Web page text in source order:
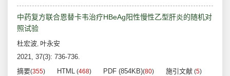
中药复方联合恩替卡韦治疗HBeAg阳性慢性乙型肝炎的随机对
照试验
杜宏波, 叶永安
2021, 37(3): 736-736.
摘要(355) HTML (468) PDF (854KB)(80) 施引文献 (5)